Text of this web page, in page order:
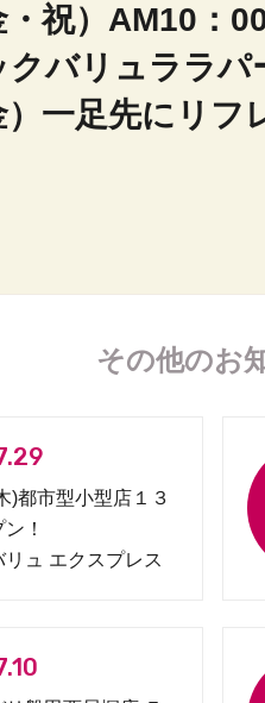
・祝）AM10：
クバリュララパ
）一足先にリ
その他のお
)都市型小型店１３
！
リュ エクスプレス